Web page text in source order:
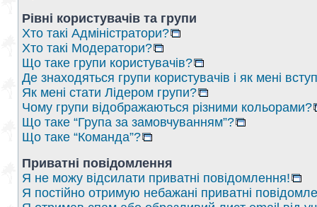
Рівні користувачів та групи
Хто такі Адміністратори?
Хто такі Модератори?
Що таке групи користувачів?
Де знаходяться групи користувачів і як мені
Як мені стати Лідером групи?
Чому групи відображаються різними кольорами?
Що таке “Група за замовчуванням”?
Що таке “Команда”?
Приватні повідомлення
Я не можу відсилати приватні повідомлення!
Я постійно отримую небажані приватні